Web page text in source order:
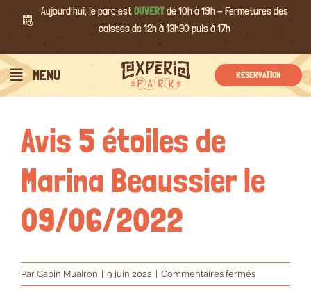
Aujourd'hui, le parc estOUVERTde 10h à 19h - Fermetures des
caisses de 12h à 13h30 puis à 17h
MENU RÉSERVATION
Précédent Suivant
Avis 5 étoiles de
Marina Beaussier le
09/06/2022
Par Gabin Muairon 9 juin 2022 Commentaires ferméssur
Avis